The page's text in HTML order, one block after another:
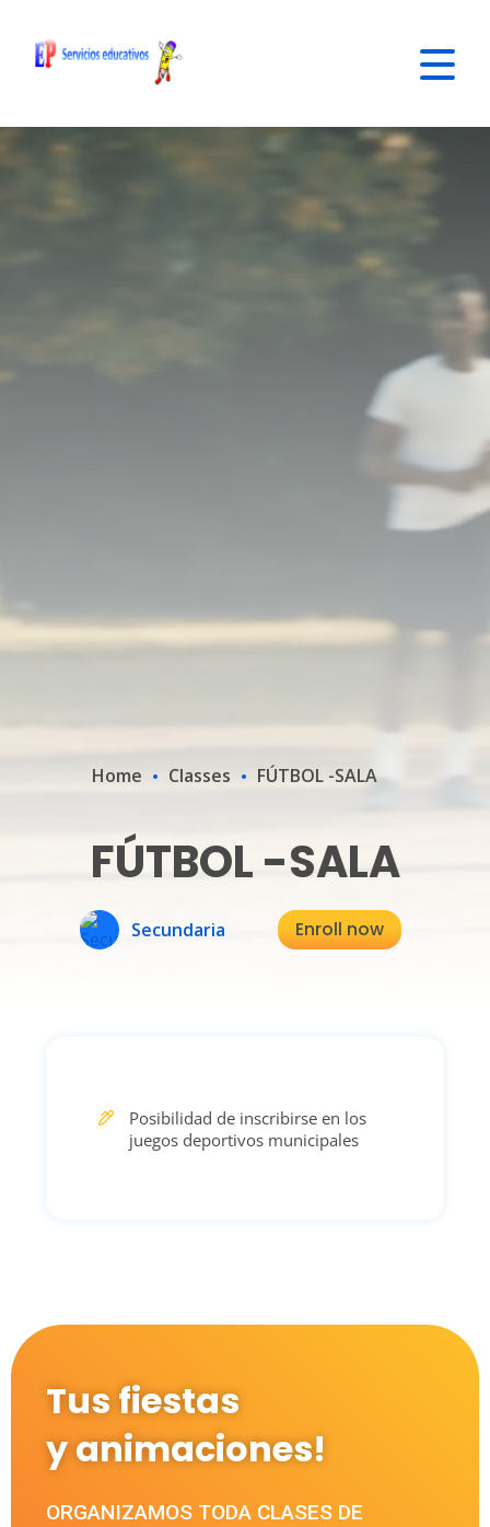
Home Classes FÚTBOL -SALA
FÚTBOL -SALA
Secundaria Enroll now
Posibilidad de inscribirse en los
juegos deportivos municipales
Tus fiestas
y animaciones!
ORGANIZAMOS TODA CLASES DE